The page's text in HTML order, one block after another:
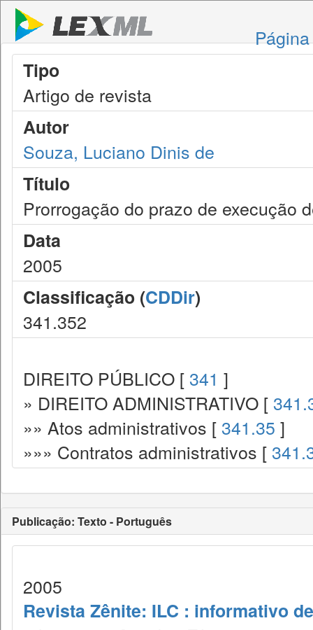
Tipo
Artigo de revista
Autor
Souza, Luciano Dinis de
Título
Prorrogação do prazo de execução
Data
2005
Classificação (CDDir)
341.352
DIREITO PÚBLICO [ 341 ]
» DIREITO ADMINISTRATIVO [
»» Atos administrativos [ 341.35 ]
»»» Contratos administrativos [
Publicação: Texto - Português
2005
Revista Zênite: ILC : informativo